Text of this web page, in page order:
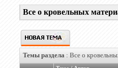
Все о кровельных
Темы раздела : Все о